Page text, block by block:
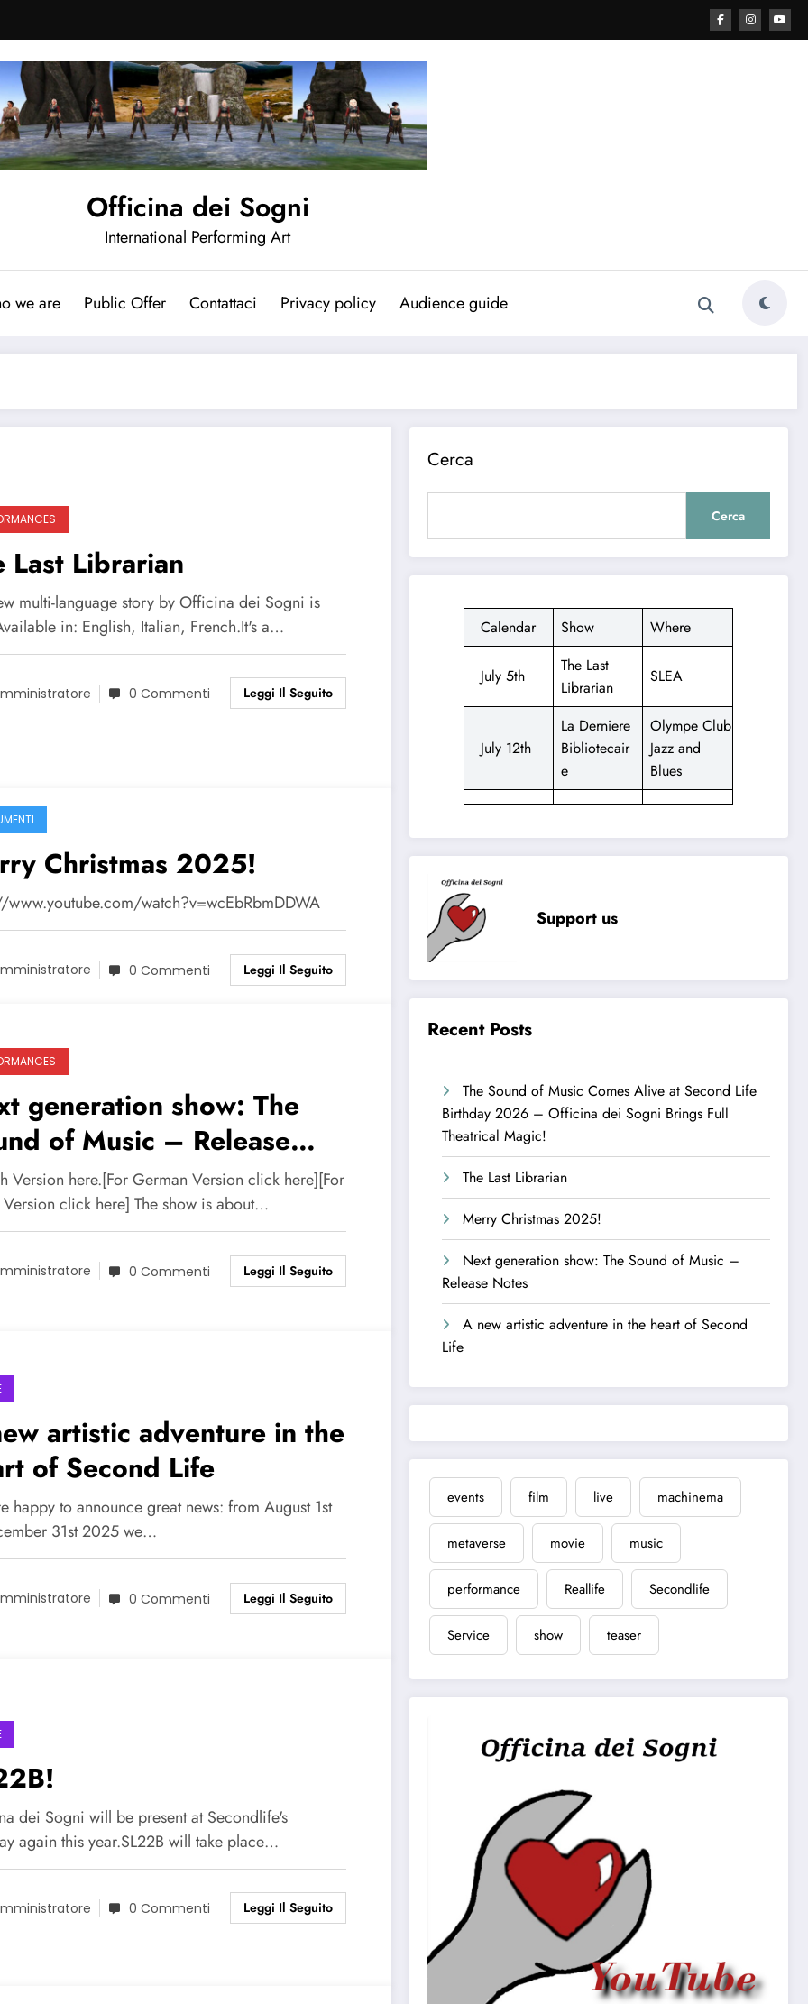
Officina dei Sogni
International Performing Art
we are Public Offer Contattaci Privacy policy Audience guide
Last Librarian
multi-language story by Officina dei Sogni is
in: English, Italian, French.It's a…
0 Commenti Leggi Il Seguito
Christmas 2025!
www.youtube.com/watch?v=wcEbRbmDDWA
0 Commenti Leggi Il Seguito
generation show: The
of Music – Release
Version here.[For German Version click here][For
click here] The show is about…
0 Commenti Leggi Il Seguito
artistic adventure in the
of Second Life
happy to announce great news: from August 1st
31st 2025 we…
0 Commenti Leggi Il Seguito
dei Sogni will be present at Secondlife's
again this year.SL22B will take place…
0 Commenti Leggi Il Seguito
Cerca
Cerca
Calendar Show Where
July 5th
The Last
Librarian
SLEA
July 12th
La Derniere
Bibliotecair
e
Olympe Club
Jazz and
Blues
Support us
Recent Posts
The Sound of Music Comes Alive at Second Life
Birthday 2026 – Officina dei Sogni Brings Full
Theatrical Magic!
The Last Librarian
Merry Christmas 2025!
Next generation show: The Sound of Music –
Release Notes
A new artistic adventure in the heart of Second
Life
events film live machinema
metaverse movie music
performance Reallife Secondlife
Service show teaser